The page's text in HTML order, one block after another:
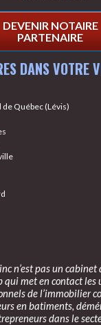
DEVENIR NOTAIRE
PARTENAIRE
DANS VOTRE
Québec (Lévis)
n’est pas un
qui met en contact les
de l’immobilier
en batiments,
dans le